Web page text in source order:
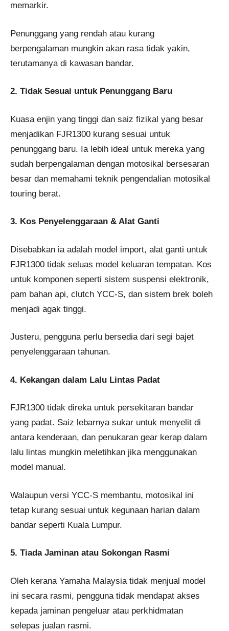
memarkir.
Penunggang yang rendah atau kurang
berpengalaman mungkin akan rasa tidak yakin,
terutamanya di kawasan bandar.
2. Tidak Sesuai untuk Penunggang Baru
Kuasa enjin yang tinggi dan saiz fizikal yang besar
menjadikan FJR1300 kurang sesuai untuk
penunggang baru. Ia lebih ideal untuk mereka yang
sudah berpengalaman dengan motosikal bersesaran
besar dan memahami teknik pengendalian motosikal
touring berat.
3. Kos Penyelenggaraan & Alat Ganti
Disebabkan ia adalah model import, alat ganti untuk
FJR1300 tidak seluas model keluaran tempatan. Kos
untuk komponen seperti sistem suspensi elektronik,
pam bahan api, clutch YCC-S, dan sistem brek boleh
menjadi agak tinggi.
Justeru, pengguna perlu bersedia dari segi bajet
penyelenggaraan tahunan.
4. Kekangan dalam Lalu Lintas Padat
FJR1300 tidak direka untuk persekitaran bandar
yang padat. Saiz lebarnya sukar untuk menyelit di
antara kenderaan, dan penukaran gear kerap dalam
lalu lintas mungkin meletihkan jika menggunakan
model manual.
Walaupun versi YCC-S membantu, motosikal ini
tetap kurang sesuai untuk kegunaan harian dalam
bandar seperti Kuala Lumpur.
5. Tiada Jaminan atau Sokongan Rasmi
Oleh kerana Yamaha Malaysia tidak menjual model
ini secara rasmi, pengguna tidak mendapat akses
kepada jaminan pengeluar atau perkhidmatan
selepas jualan rasmi.